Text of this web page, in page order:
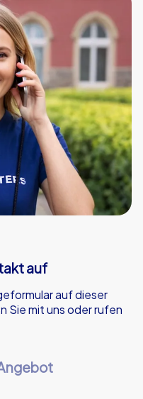
auf
auf dieser
Sie mit uns oder rufen